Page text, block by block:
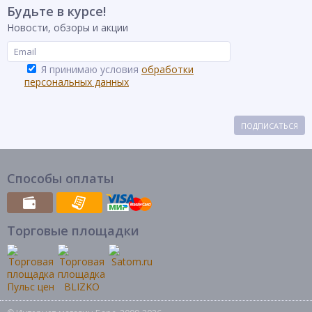
Будьте в курсе!
Новости, обзоры и акции
Я принимаю условия обработки
персональных данных
ПОДПИСАТЬСЯ
Способы оплаты
Торговые площадки